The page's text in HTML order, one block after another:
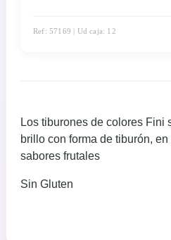
Ref: 57169 | Ud caja: 12
Los tiburones de colores Fini
brillo con forma de tiburón,
sabores frutales
Sin Gluten